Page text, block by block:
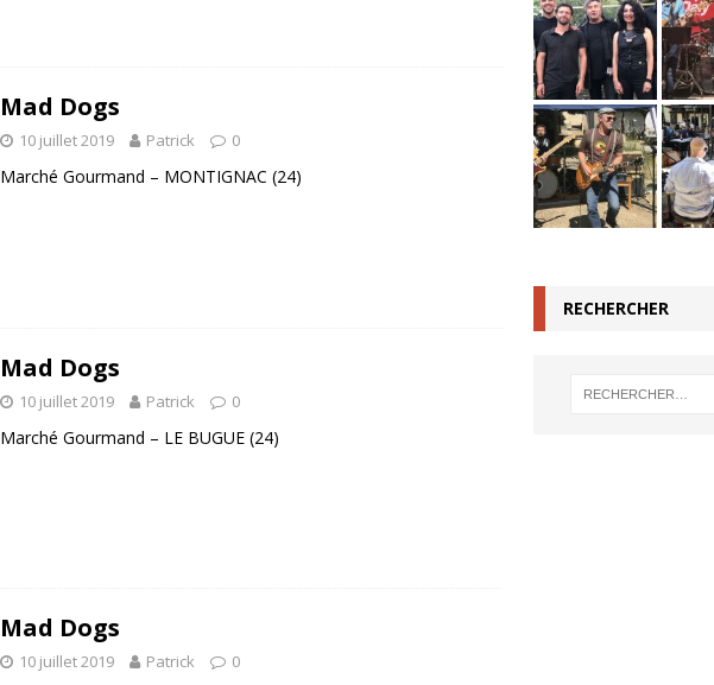
Mad Dogs
10 juillet 2019 Patrick 0
Marché Gourmand – MONTIGNAC (24)
Mad Dogs
10 juillet 2019 Patrick 0
Marché Gourmand – LE BUGUE (24)
Mad Dogs
10 juillet 2019 Patrick 0
RECHERCHER